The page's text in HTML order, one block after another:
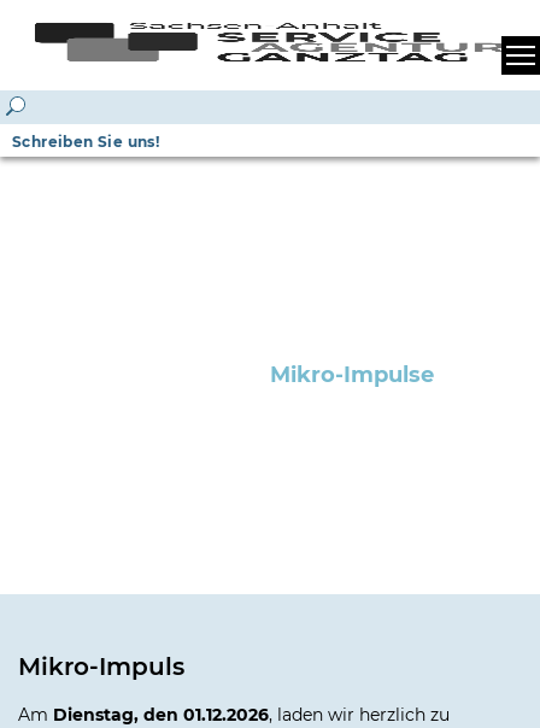
Schreiben Sie uns!
Mikro-Impulse
Mikro-Impuls
Am Dienstag, den 01.12.2026, laden wir herzlich zu